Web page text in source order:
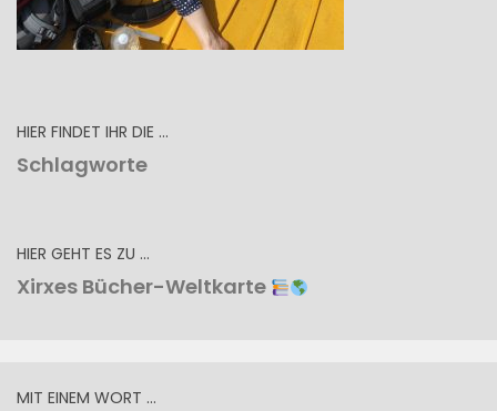
HIER FINDET IHR DIE …
Schlagworte
HIER GEHT ES ZU …
Xirxes Bücher-Weltkarte
MIT EINEM WORT …